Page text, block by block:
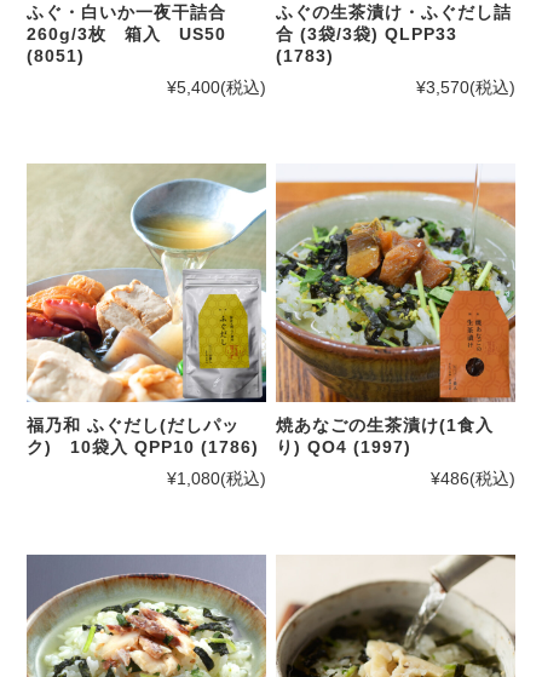
ふぐ・白いか一夜干詰合
260g/3枚 箱入 US50
(8051)
¥5,400(税込)
ふぐの生茶漬け・ふぐだし詰
合 (3袋/3袋) QLPP33
(1783)
¥3,570(税込)
福乃和 ふぐだし(だしパッ
ク) 10袋入 QPP10 (1786)
¥1,080(税込)
焼あなごの生茶漬け(1食入
り) QO4 (1997)
¥486(税込)